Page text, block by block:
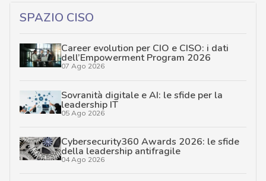
SPAZIO CISO
Career evolution per CIO e CISO: i dati
dell’Empowerment Program 2026
07 Ago 2026
Sovranità digitale e AI: le sfide per la
leadership IT
05 Ago 2026
Cybersecurity360 Awards 2026: le sfide
della leadership antifragile
04 Ago 2026